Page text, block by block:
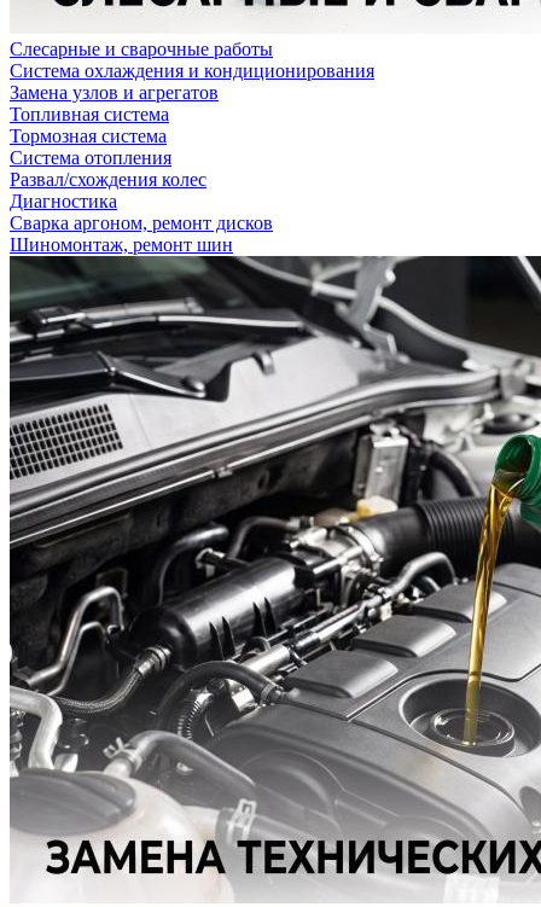
Слесарные и сварочные работы
Система охлаждения и кондиционирования
Замена узлов и агрегатов
Топливная система
Тормозная система
Система отопления
Развал/схождения колес
Диагностика
Сварка аргоном, ремонт дисков
Шиномонтаж, ремонт шин